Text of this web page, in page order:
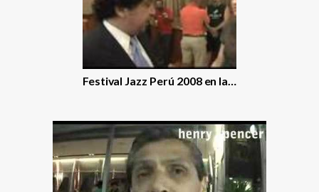
Festival Jazz Perú 2008 en la…